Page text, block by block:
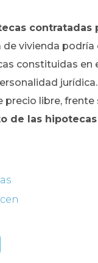
contratadas
vivienda
constituidas
libre, frente
de las